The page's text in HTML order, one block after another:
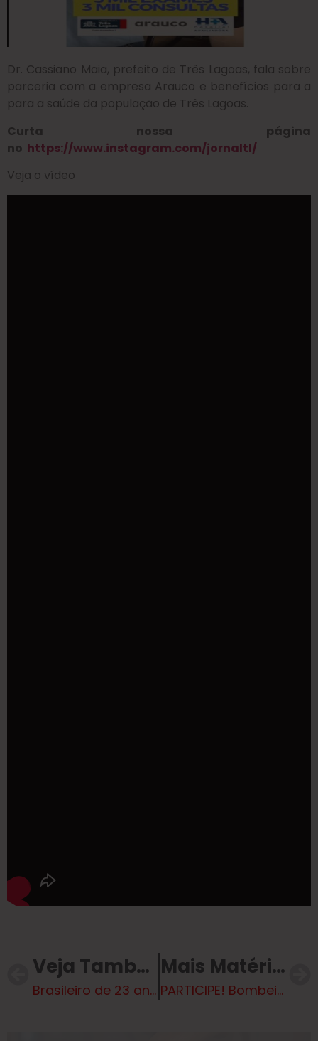
Dr. Cassiano Maia, prefeito de Três Lagoas, fala sobre
parceria com a empresa Arauco e benefícios para a
para a saúde da população de Três Lagoas.
Curta nossa página
no https://www.instagram.com/jornaltl/
Veja o vídeo
Veja Também
Brasileiro de 23 anos morreu na guerra da Ucrânia
Mais Matérias
PARTICIPE! Bombeiros de Três Lagoas na Campanha “Seu Abraço Aquece”